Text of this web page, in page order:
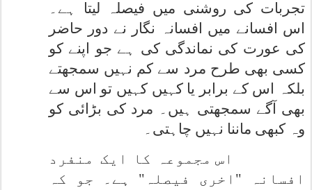
تجربات کی روشنی میں فیصلہ لیتا ہے۔
اس افسانے میں افسانہ نگار نے دور حاضر
کی عورت کی نماندگی کی ہے جو اپنے کو
کسی بھی طرح مرد سے کم نہیں سمجھتے
بلکہ اس کے برابر یا کہیں کہیں تو اس سے
بھی آگے سمجھتی ہیں۔ مرد کی بڑائی کو
وہ کبھی ماننا نہیں چاہتی۔
اس مجموعہ کا ایک منفرد
افسانہ "اخری فیصلہ" ہے۔ جو کہ